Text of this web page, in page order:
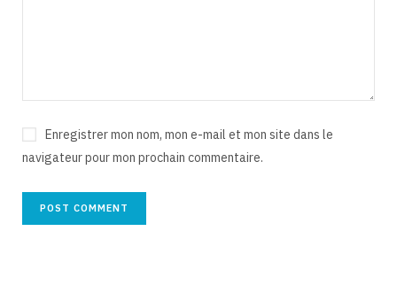
Enregistrer mon nom, mon e-mail et mon site dans le
navigateur pour mon prochain commentaire.